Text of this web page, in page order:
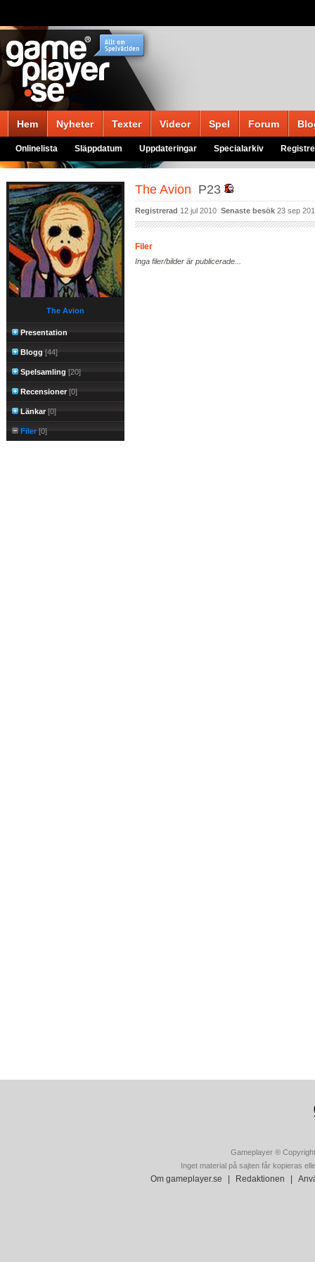
Hem Nyheter Texter Videor Spel Forum
Onlinelista Släppdatum Uppdateringar Specialarkiv
The Avion
Presentation
Blogg [44]
Spelsamling [20]
Recensioner[0]
Länkar[0]
Filer[0]
The Avion P23
Registrerad 12 jul 2010 Senaste besök 23 sep
Filer
Inga filer/bilder är publicerade...
Gameplayer ®
Inget material på sajten får kopieras
Om gameplayer.se Redaktionen